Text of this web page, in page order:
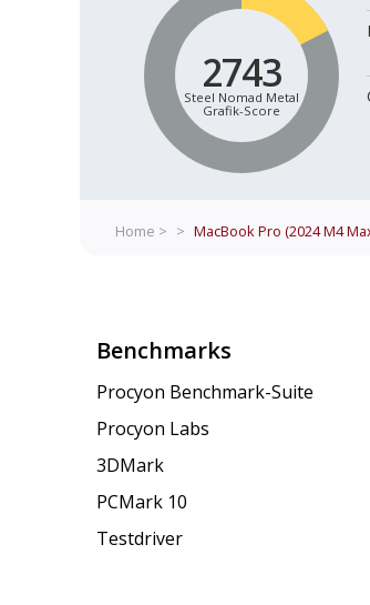
2743
Steel Nomad Metal
Grafik-Score
Home > > MacBook Pro (2024 M4
Benchmarks
Procyon Benchmark-Suite
Procyon Labs
3DMark
PCMark 10
Testdriver